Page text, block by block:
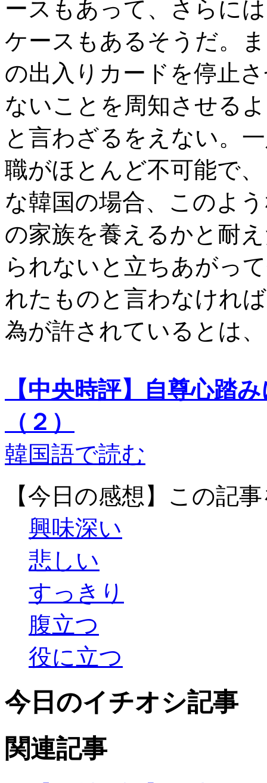
ースもあって、さらに
ケースもあるそうだ。
の出入りカードを停止
ないことを周知させる
と言わざるをえない。
職がほとんど不可能で
な韓国の場合、このよ
の家族を養えるかと耐
られないと立ちあがっ
れたものと言わなけれ
為が許されているとは
【中央時評】自尊心踏
（２）
韓国語で読む
【今日の感想】この記
興味深い
悲しい
すっきり
腹立つ
役に立つ
今日のイチオシ記事
関連記事